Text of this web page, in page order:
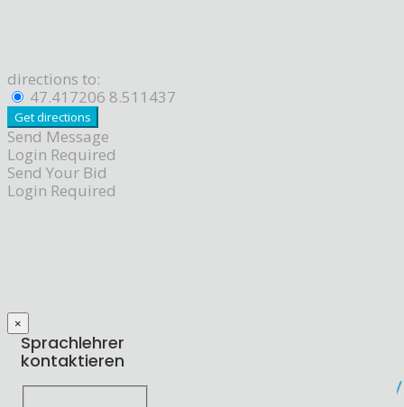
directions to:
47.417206 8.511437
Send Message
Login Required
Send Your Bid
Login Required
×
Sprachlehrer
kontaktieren